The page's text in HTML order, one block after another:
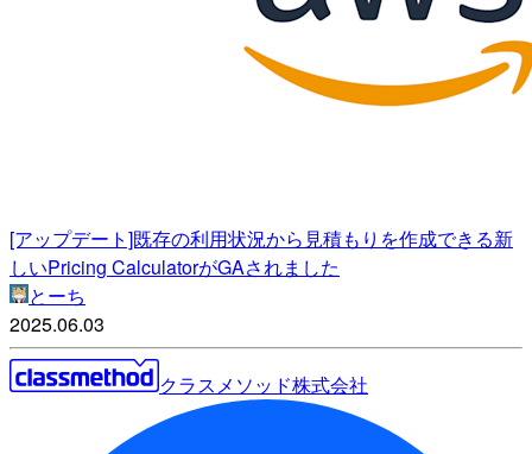
[アップデート]既存の利用状況から見積もりを作成できる新
しいPricing CalculatorがGAされました
とーち
2025.06.03
クラスメソッド株式会社